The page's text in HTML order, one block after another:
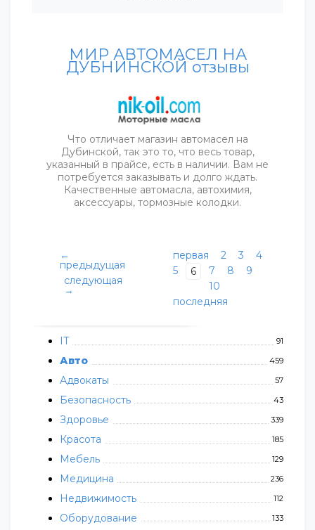
IT 91
Авто 459
Адвокаты 57
Безопасность 43
Здоровье 339
Красота 185
Мебель 129
Медицина 236
Недвижимость 112
Оборудование 133
МИР АВТОМАСЕЛ НА
ДУБНИНСКОЙ отзывы
Что отличает магазин автомасел на
Дубинской, так это то, что весь товар,
указанный в прайсе, есть в наличии. Вам не
потребуется заказывать и долго ждать.
Качественные автомасла, автохимия,
аксессуары, тормозные колодки.
←
предыдущая
следующая
→
первая 2 3
4
5
6 7 8
9
10
последняя